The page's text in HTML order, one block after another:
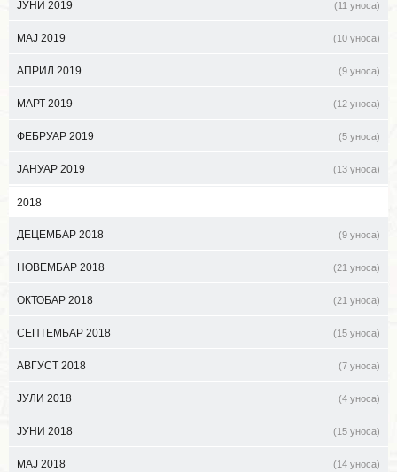
ЈУНИ 2019 (11 уноса)
МАЈ 2019 (10 уноса)
АПРИЛ 2019 (9 уноса)
МАРТ 2019 (12 уноса)
ФЕБРУАР 2019 (5 уноса)
ЈАНУАР 2019 (13 уноса)
2018
ДЕЦЕМБАР 2018 (9 уноса)
НОВЕМБАР 2018 (21 уноса)
ОКТОБАР 2018 (21 уноса)
СЕПТЕМБАР 2018 (15 уноса)
АВГУСТ 2018 (7 уноса)
ЈУЛИ 2018 (4 уноса)
ЈУНИ 2018 (15 уноса)
МАЈ 2018 (14 уноса)